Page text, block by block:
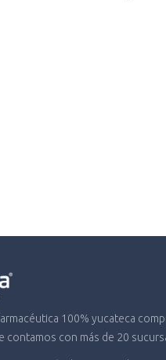
100% yucateca
contamos con más de 20